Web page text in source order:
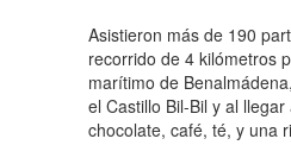
Asistieron más de 190
recorrido de 4 kilómetros
marítimo de
el Castillo Bil-Bil y al
chocolate, café, té, y una